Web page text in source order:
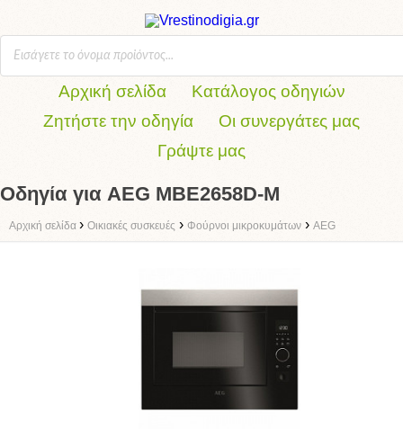
Αρχική σελίδα
Κατάλογος οδηγιών
Ζητήστε την οδηγία
Οι συνεργάτες μας
Γράψτε μας
Οδηγία για AEG MBE2658D-M
Αρχική σελίδα › Οικιακές συσκευές › Φούρνοι μικροκυμάτων › AEG